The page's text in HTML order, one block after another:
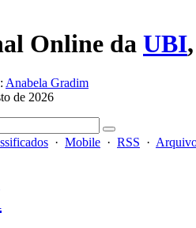
Online da UBI
Anabela Gradim
de 2026
· Mobile · RSS ·